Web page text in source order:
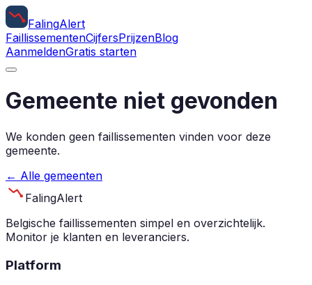
FalingAlert
FaillissementenCijfersPrijzenBlog
AanmeldenGratis starten
Gemeente niet gevonden
We konden geen faillissementen vinden voor deze
gemeente.
← Alle gemeenten
FalingAlert
Belgische faillissementen simpel en overzichtelijk.
Monitor je klanten en leveranciers.
Platform